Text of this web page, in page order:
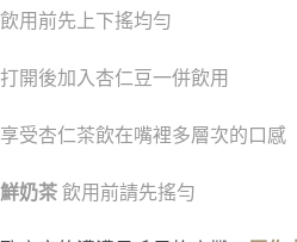
飲用前先上下搖均勻
打開後加入杏仁豆一併飲用
享受杏仁茶飲在嘴裡多層次的口感
鮮奶茶 飲用前請先搖勻